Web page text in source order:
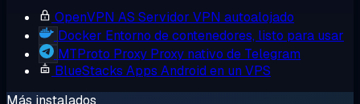
OpenVPN AS Servidor VPN autoalojado
Docker Entorno de contenedores, listo para usar
MTProto Proxy Proxy nativo de Telegram
BlueStacks Apps Android en un VPS
Más instalados